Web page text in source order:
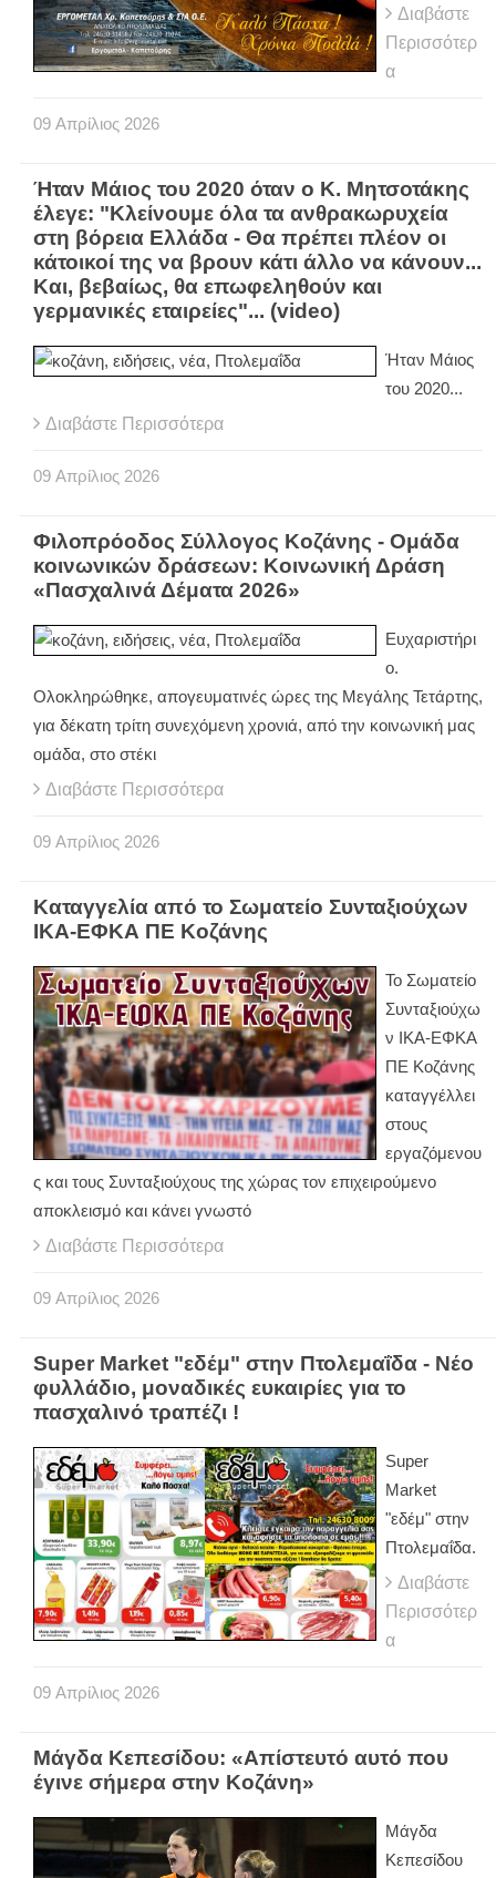
Διαβάστε
Περισσότερ
α
09 Απρίλιος 2026
Ήταν Μάιος του 2020 όταν ο Κ. Μητσοτάκης
έλεγε: "Κλείνουμε όλα τα ανθρακωρυχεία
στη βόρεια Ελλάδα - Θα πρέπει πλέον οι
κάτοικοί της να βρουν κάτι άλλο να κάνουν...
Και, βεβαίως, θα επωφεληθούν και
γερμανικές εταιρείες"... (video)
Ήταν Μάιος
του 2020...
Διαβάστε Περισσότερα
09 Απρίλιος 2026
Φιλοπρόοδος Σύλλογος Κοζάνης - Ομάδα
κοινωνικών δράσεων: Κοινωνική Δράση
«Πασχαλινά Δέματα 2026»
Ευχαριστήρι
ο.
Ολοκληρώθηκε, απογευματινές ώρες της Μεγάλης Τετάρτης,
για δέκατη τρίτη συνεχόμενη χρονιά, από την κοινωνική μας
ομάδα, στο στέκι
Διαβάστε Περισσότερα
09 Απρίλιος 2026
Καταγγελία από το Σωματείο Συνταξιούχων
ΙΚΑ-ΕΦΚΑ ΠΕ Κοζάνης
Το Σωματείο
Συνταξιούχω
ν ΙΚΑ-ΕΦΚΑ
ΠΕ Κοζάνης
καταγγέλλει
στους
εργαζόμενου
ς και τους Συνταξιούχους της χώρας τον επιχειρούμενο
αποκλεισμό και κάνει γνωστό
Διαβάστε Περισσότερα
09 Απρίλιος 2026
Super Market "εδέμ" στην Πτολεμαΐδα - Νέο
φυλλάδιο, μοναδικές ευκαιρίες για το
πασχαλινό τραπέζι !
Super
Market
"εδέμ" στην
Πτολεμαΐδα.
Διαβάστε
Περισσότερ
α
09 Απρίλιος 2026
Μάγδα Κεπεσίδου: «Απίστευτό αυτό που
έγινε σήμερα στην Κοζάνη»
Μάγδα
Κεπεσίδου